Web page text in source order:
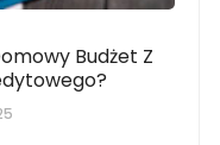
Budżet Z